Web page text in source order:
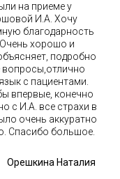
на приеме у
И.А. Хочу
благодарность
хорошо и
подробно
вопросы,отлично
с пациентами.
впервые, конечно
с И.А. все страхи в
очень аккуратно
Спасибо большое.
Орешкина Наталия